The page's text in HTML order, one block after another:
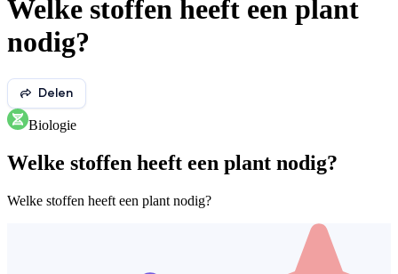
Welke stoffen heeft een plant
nodig?
Delen
Biologie
Welke stoffen heeft een plant nodig?
Welke stoffen heeft een plant nodig?